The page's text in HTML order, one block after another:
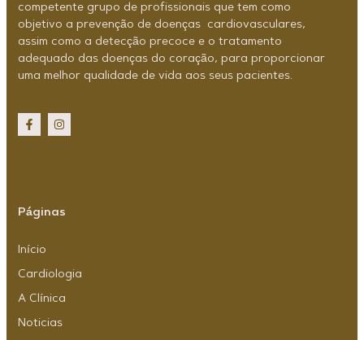
competente grupo de profissionais que tem como
objetivo a prevenção de doenças
cardiovasculares,
assim como a detecção precoce e o tratamento
adequado das doenças do coração, para proporcionar
uma melhor qualidade de vida aos seus pacientes.
Páginas
Início
Cardiologia
A Clínica
Noticias